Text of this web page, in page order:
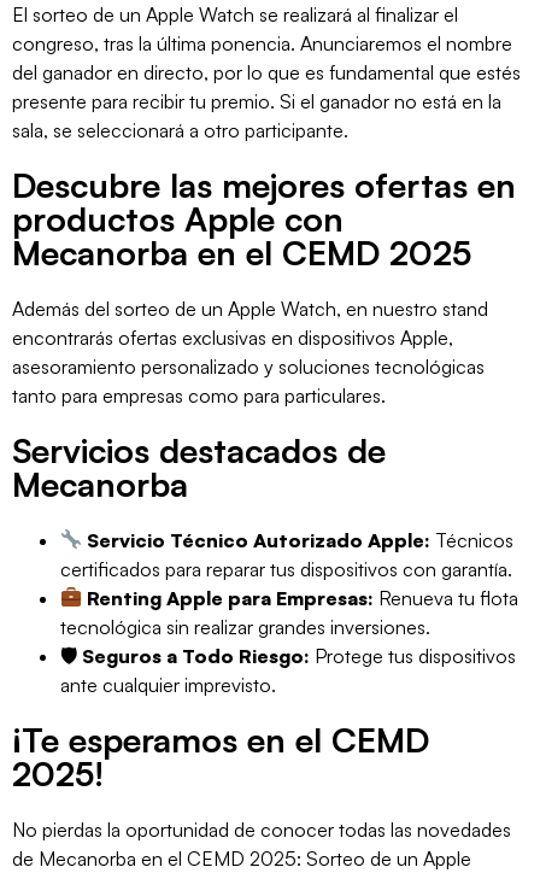
El sorteo de un Apple Watch se realizará al finalizar el
congreso, tras la última ponencia. Anunciaremos el nombre
del ganador en directo, por lo que es fundamental que estés
presente para recibir tu premio. Si el ganador no está en la
sala, se seleccionará a otro participante.
Descubre las mejores ofertas en
productos Apple con
Mecanorba en el CEMD 2025
Además del sorteo de un Apple Watch, en nuestro stand
encontrarás ofertas exclusivas en dispositivos Apple,
asesoramiento personalizado y soluciones tecnológicas
tanto para empresas como para particulares.
Servicios destacados de
Mecanorba
Servicio Técnico Autorizado Apple: Técnicos
certificados para reparar tus dispositivos con garantía.
Renting Apple para Empresas: Renueva tu flota
tecnológica sin realizar grandes inversiones.
🛡 Seguros a Todo Riesgo: Protege tus dispositivos
ante cualquier imprevisto.
¡Te esperamos en el CEMD
2025!
No pierdas la oportunidad de conocer todas las novedades
de Mecanorba en el CEMD 2025: Sorteo de un Apple